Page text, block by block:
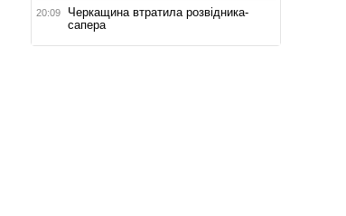
20:09
Черкащина втратила розвідника-
сапера